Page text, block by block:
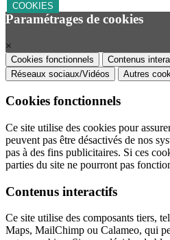
COOKIES
Paramétrages de cookies
×
Cookies fonctionnels
Contenus
Réseaux sociaux/Vidéos
Autres
Cookies fonctionnels
Ce site utilise des cookies pour
peuvent pas être désactivés de nos
pas à des fins publicitaires. Si ces
parties du site ne pourront pas
Contenus interactifs
Ce site utilise des composants tiers,
Maps, MailChimp ou Calameo, qui